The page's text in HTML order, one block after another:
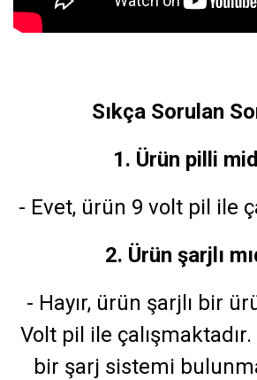
Sıkça Sorulan
1. Ürün pilli
- Evet, ürün 9 volt pil ile
2. Ürün şarjlı
- Hayır, ürün şarjlı bir
Volt pil ile
bir şarj sistemi